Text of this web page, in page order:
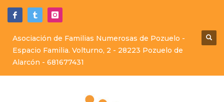
Asociación de Familias Numerosas de Pozuelo -
Espacio Familia. Volturno, 2 - 28223 Pozuelo de
Alarcón - 681677431